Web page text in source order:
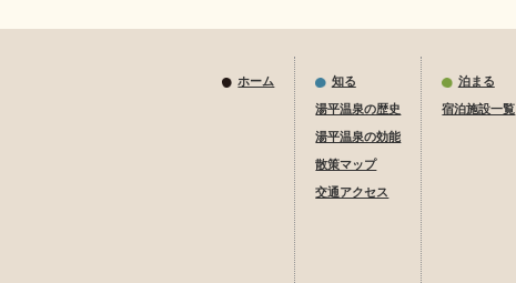
ホーム
知る
湯平温泉の歴史
湯平温泉の効能
散策マップ
交通アクセス
泊まる
宿泊施設一覧